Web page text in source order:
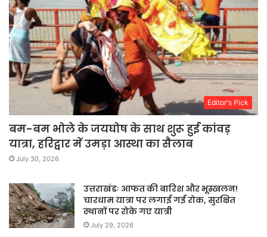
Editor's Pick
बम-बम भोले के जयघोष के साथ शुरू हुई कांवड़
यात्रा, हरिद्वार में उमड़ा आस्था का सैलाब
July 30, 2026
उत्तराखंडः आफत की बारिश और भूस्खलन!
चारधाम यात्रा पर लगाई गई रोक, सुरक्षित
स्थानों पर रोके गए यात्री
July 29, 2026